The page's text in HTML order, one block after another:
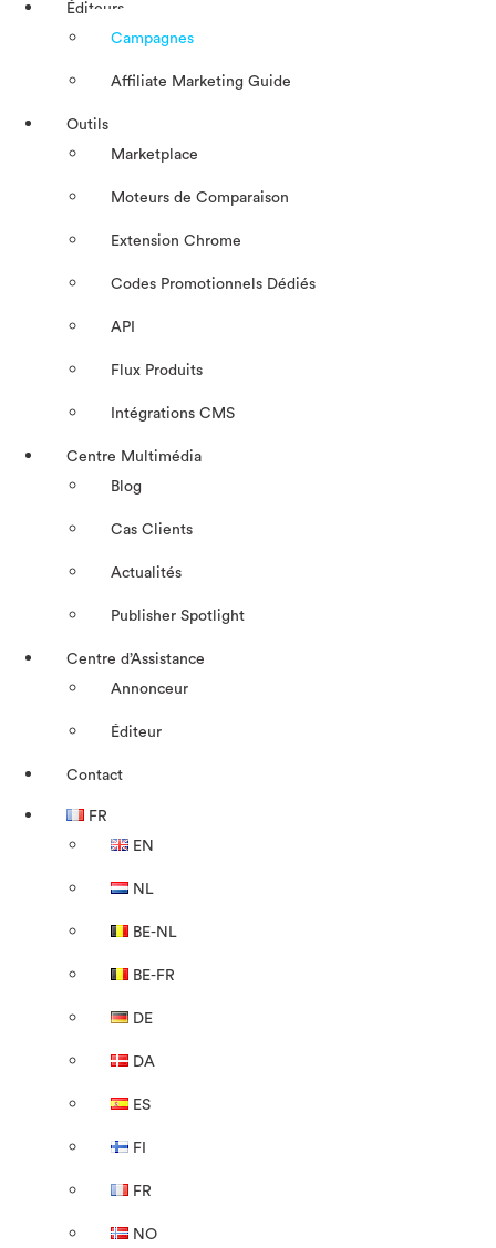
Éditeurs
Campagnes
Affiliate Marketing Guide
Outils
Marketplace
Moteurs de Comparaison
Extension Chrome
Codes Promotionnels Dédiés
API
Flux Produits
Intégrations CMS
Centre Multimédia
Blog
Cas Clients
Actualités
Publisher Spotlight
Centre d’Assistance
Annonceur
Éditeur
Contact
FR
EN
NL
BE-NL
BE-FR
DE
DA
ES
FI
FR
NO